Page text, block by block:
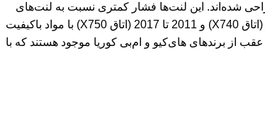
شده‌اند. این لنت‌ها فشار کمتری نسبت به لنت‌های
جلو تحمل می‌کنند و معمولاً عمر طولانی‌تری دارند. لنت‌های عقب آریون در مدل‌های 2006 تا 2012 (اتاق X740) و 2011 تا 2017 (اتاق X750) با مواد باکیفیت
از برندهای های‌کیو و ام‌بی کوریا موجود هستند که با